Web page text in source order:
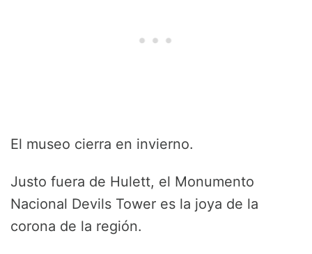
El museo cierra en invierno.
Justo fuera de Hulett, el Monumento
Nacional Devils Tower es la joya de la
corona de la región.